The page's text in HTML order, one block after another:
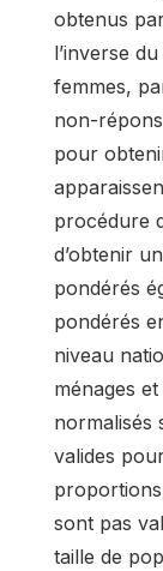
obtenus
l’inverse
femmes,
non-
pour
procédure
d’obtenir
pondérés
pondérés
niveau
ménages
normalisés
valides
sont pas
taille de